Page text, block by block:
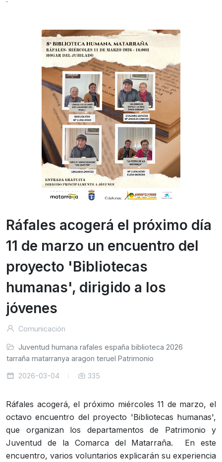
Ráfales acogerá el próximo día
11 de marzo un encuentro del
proyecto 'Bibliotecas
humanas', dirigido a los
jóvenes
Comunicación
Juventud humana rafales españa biblioteca 2026
matarranya aragon teruel Patrimonio
2026-03-04 335
Ráfales acogerá, el próximo miércoles 11 de marzo, el
octavo encuentro del proyecto 'Bibliotecas humanas',
que organizan los departamentos de Patrimonio y
Juventud de la Comarca del Matarraña. En este
encuentro, varios voluntarios explicarán su experiencia